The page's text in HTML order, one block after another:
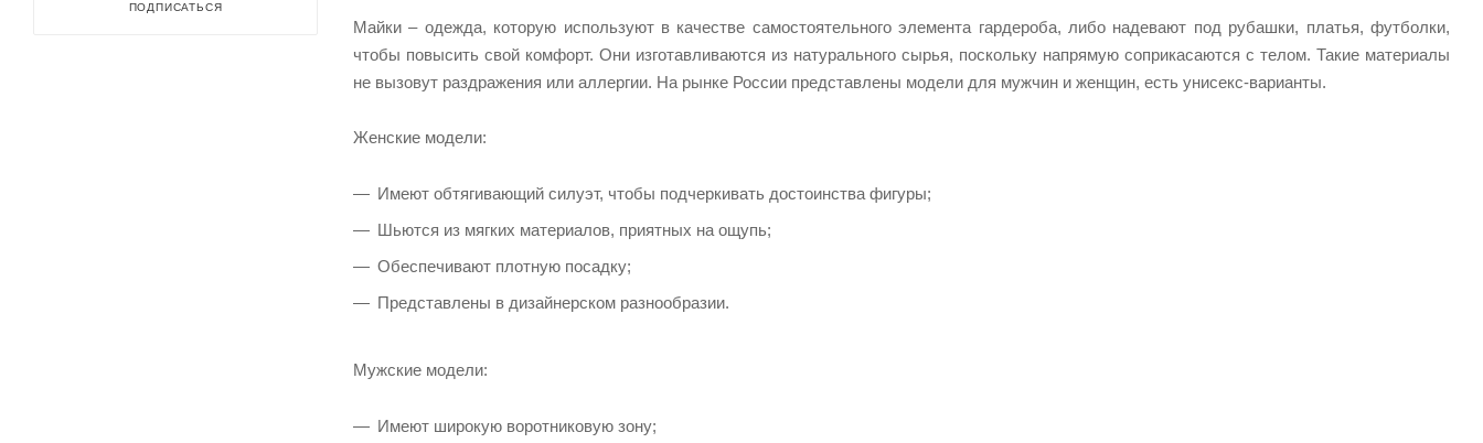
Майки – одежда, которую используют в качестве самостоятельного элемента гардероба, либо надевают под рубашки, платья, футболки,
чтобы повысить свой комфорт. Они изготавливаются из натурального сырья, поскольку напрямую соприкасаются с телом. Такие материалы
не вызовут раздражения или аллергии. На рынке России представлены модели для мужчин и женщин, есть унисекс-варианты.
Женские модели:
Имеют обтягивающий силуэт, чтобы подчеркивать достоинства фигуры;
Шьются из мягких материалов, приятных на ощупь;
Обеспечивают плотную посадку;
Представлены в дизайнерском разнообразии.
Мужские модели:
Имеют широкую воротниковую зону;
ПОДПИСАТЬСЯ